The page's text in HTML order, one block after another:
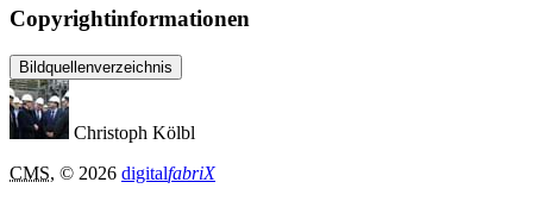
Copyrightinformationen
Bildquellenverzeichnis
Christoph Kölbl
CMS, © 2026 digitalfabriX